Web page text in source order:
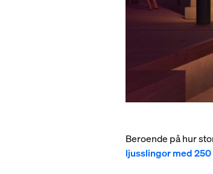
Beroende på hur
ljusslingor med